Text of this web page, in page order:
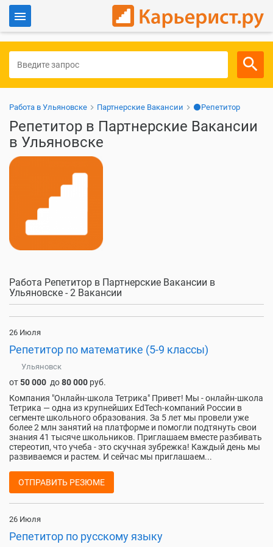
Для работодателей
Работа в Ульяновске Партнерские Вакансии ⚫Репетитор
Репетитор в Партнерские Вакансии
в Ульяновске
Работа Репетитор в Партнерские Вакансии в
Ульяновске - 2 Вакансии
26 Июля
Репетитор по математике (5-9 классы)
Ульяновск
от50 000 до80 000 руб.
Компания "Онлайн-школа Тетрика" Привет! Мы - онлайн-школа
Тетрика — одна из крупнейших EdTech-компаний России в
сегменте школьного образования. За 5 лет мы провели уже
более 2 млн занятий на платформе и помогли подтянуть свои
знания 41 тысяче школьников. Приглашаем вместе разбивать
стереотип, что учеба - это скучная зубрежка! Каждый день мы
развиваемся и растем. И сейчас мы приглашаем...
ОТПРАВИТЬ РЕЗЮМЕ
26 Июля
Репетитор по русскому языку